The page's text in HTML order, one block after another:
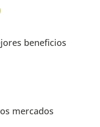
beneficios
mercados